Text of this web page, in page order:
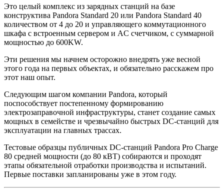
Это целый комплекс из зарядных станций на базе
конструктива Pandora Standard 20 или Pandora Standard 40
количеством от 4 до 20 и управляющего коммутационного
шкафа с встроенным сервером и AC счетчиком, с суммарной
мощностью до 600KW.
Эти решения мы начнем осторожно внедрять уже весной
этого года на первых объектах, и обязательно расскажем про
этот наш опыт.
Следующим шагом компании Pandora, который
поспособствует постепенному формированию
электрозаправочной инфраструктуры, станет создание самых
мощных в семействе и чрезвычайно быстрых DC-станций для
эксплуатации на главных трассах.
Тестовые образцы публичных DC-станций Pandora Pro Charge
80 средней мощности (до 80 кВТ) собираются и проходят
этапы обязательной отработки производства и испытаний.
Первые поставки запланированы уже в этом году.